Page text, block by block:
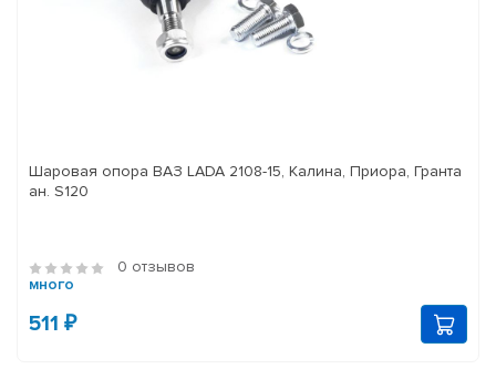
Шаровая опора ВАЗ LADA 2108-15, Калина, Приора, Гранта
ан. S120
0 отзывов
много
511 ₽